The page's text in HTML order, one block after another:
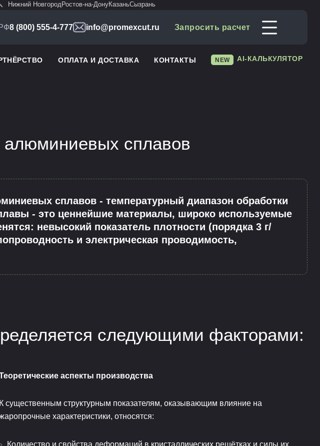
Нижний НовгородРостов-на-ДонуКазаньСызрань
8 (800) 555-4-777 info@promexcut.ru Запросить расчет
ОПЛАТА И ДОСТАВКА КОНТАКТЫ NEW AI-КАЛЬКУЛЯТОР
алюминиевых сплавов
сплавов - температурный диапазон обработки
- это ценнейшие материалы, широко используемые
невысокий показатель плотности (порядка 3 г/
и электрическая проводимость,
следующими факторами:
аспекты производства
К существенным структурным показателям, оказывающим влияние на
характеристики, относятся:
Количество и свойства деформаций в кристаллических решётках и силы их